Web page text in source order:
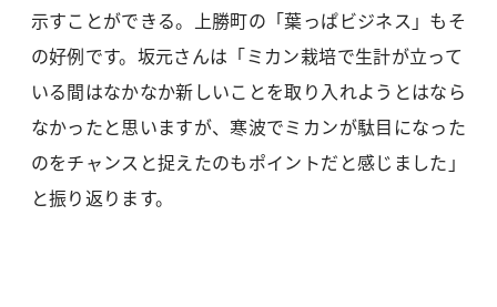
示すことができる。上勝町の「葉っぱビジネス」もそ
の好例です。坂元さんは「ミカン栽培で生計が立って
いる間はなかなか新しいことを取り入れようとはなら
なかったと思いますが、寒波でミカンが駄目になった
のをチャンスと捉えたのもポイントだと感じました」
と振り返ります。